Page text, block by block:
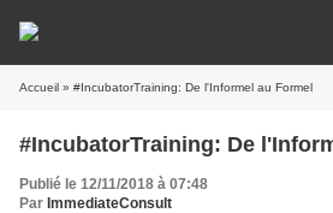
Accueil » #IncubatorTraining: De l'Informel au Formel
#IncubatorTraining: De
Publié le 12/11/2018 à 07:48
Par ImmediateConsult